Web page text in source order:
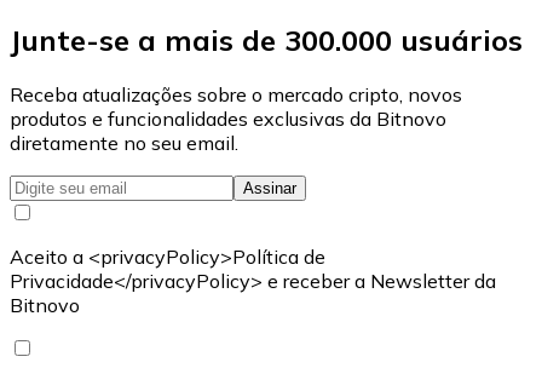
Junte-se a mais de 300.000 usuários
Receba atualizações sobre o mercado cripto, novos
produtos e funcionalidades exclusivas da Bitnovo
diretamente no seu email.
Assinar
Aceito a <privacyPolicy>Política de
Privacidade</privacyPolicy> e receber a Newsletter da
Bitnovo